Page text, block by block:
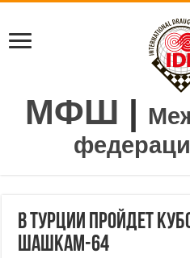
МФШ |
В Турции пройдет
шашкам-64